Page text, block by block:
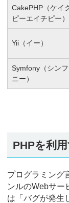
CakePHP（ケイ
ピーエイチピー）
Yii（イー）
Symfony（シンフ
ニー）
PHPを利
プログラミング
ンルのWebサー
は「バグが発生